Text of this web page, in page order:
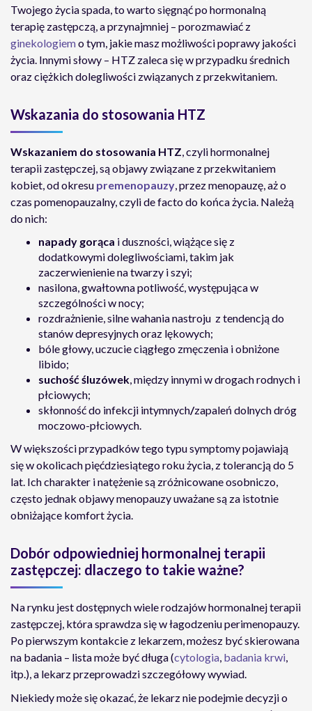
Twojego życia spada, to warto sięgnąć po hormonalną
terapię zastępczą, a przynajmniej – porozmawiać z
ginekologiemo tym, jakie masz możliwości poprawy jakości
życia. Innymi słowy – HTZ zaleca się w przypadku średnich
oraz ciężkich dolegliwości związanych z przekwitaniem.
Wskazania do stosowania HTZ
Wskazaniem do stosowania HTZ, czyli hormonalnej
terapii zastępczej, są objawy związane z przekwitaniem
kobiet, od okresu premenopauzy, przez menopauzę, aż o
czas pomenopauzalny, czyli de facto do końca życia. Należą
do nich:
napady gorąca i duszności, wiążące się z
dodatkowymi dolegliwościami, takim jak
zaczerwienienie na twarzy i szyi;
nasilona, gwałtowna potliwość, występująca w
szczególności w nocy;
rozdrażnienie, silne wahania nastroju z tendencją do
stanów depresyjnych oraz lękowych;
bóle głowy, uczucie ciągłego zmęczenia i obniżone
libido;
suchość śluzówek, między innymi w drogach rodnych i
płciowych;
skłonność do infekcji intymnych/zapaleń dolnych dróg
moczowo-płciowych.
W większości przypadków tego typu symptomy pojawiają
się w okolicach pięćdziesiątego roku życia, z tolerancją do 5
lat. Ich charakter i natężenie są zróżnicowane osobniczo,
często jednak objawy menopauzy uważane są za istotnie
obniżające komfort życia.
Dobór odpowiedniej hormonalnej terapii
zastępczej: dlaczego to takie ważne?
Na rynku jest dostępnych wiele rodzajów hormonalnej terapii
zastępczej, która sprawdza się w łagodzeniu perimenopauzy.
Po pierwszym kontakcie z lekarzem, możesz być skierowana
na badania – lista może być długa (cytologia, badania krwi,
itp.), a lekarz przeprowadzi szczegółowy wywiad.
Niekiedy może się okazać, że lekarz nie podejmie decyzji o